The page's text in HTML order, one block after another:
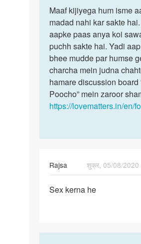
to
sax
karna
ha
glis
sa
by
diwan
chand
Maaf
kijiyega
hum
isme
aapki…
Maaf kijiyega hum isme
madad nahi kar sakte
aapke paas anya koi
puchh sakte hai. Yadi
bhee mudde par humse
charcha mein judna
hamare discussion board
Poocho” mein zaroor
https://lovematters.in/en/
Rajsa
शुक्र, 05/08/
Sex
Sex kerna he